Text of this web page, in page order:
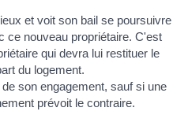
et voit son bail se poursuivre
ce nouveau propriétaire. C'est
qui devra lui restituer le
du logement.
son engagement, sauf si une
prévoit le contraire.